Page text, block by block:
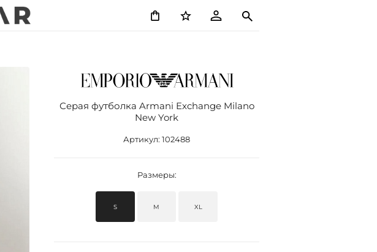
Серая футболка Armani Exchange Milano
New York
Артикул: 102488
Размеры:
S M XL